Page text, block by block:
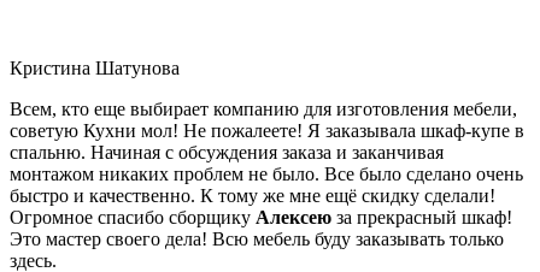
Кристина Шатунова
Всем, кто еще выбирает компанию для изготовления мебели,
советую Кухни мол! Не пожалеете! Я заказывала шкаф-купе в
спальню. Начиная с обсуждения заказа и заканчивая
монтажом никаких проблем не было. Все было сделано очень
быстро и качественно. К тому же мне ещё скидку сделали!
Огромное спасибо сборщику Алексею за прекрасный шкаф!
Это мастер своего дела! Всю мебель буду заказывать только
здесь.